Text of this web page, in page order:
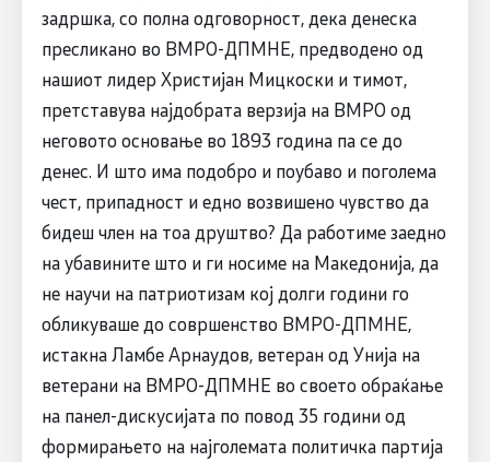
задршка, со полна одговорност, дека денеска
пресликано во ВМРО-ДПМНЕ, предводено од
нашиот лидер Христијан Мицкоски и тимот,
претставува најдобрата верзија на ВМРО од
неговото основање во 1893 година па се до
денес. И што има подобро и поубаво и поголема
чест, припадност и едно возвишено чувство да
бидеш член на тоа друштво? Да работиме заедно
на убавините што и ги носиме на Македонија, да
не научи на патриотизам кој долги години го
обликуваше до совршенство ВМРО-ДПМНЕ,
истакна Ламбе Арнаудов, ветеран од Унија на
ветерани на ВМРО-ДПМНЕ во своето обраќање
на панел-дискусијата по повод 35 години од
формирањето на најголемата политичка партија